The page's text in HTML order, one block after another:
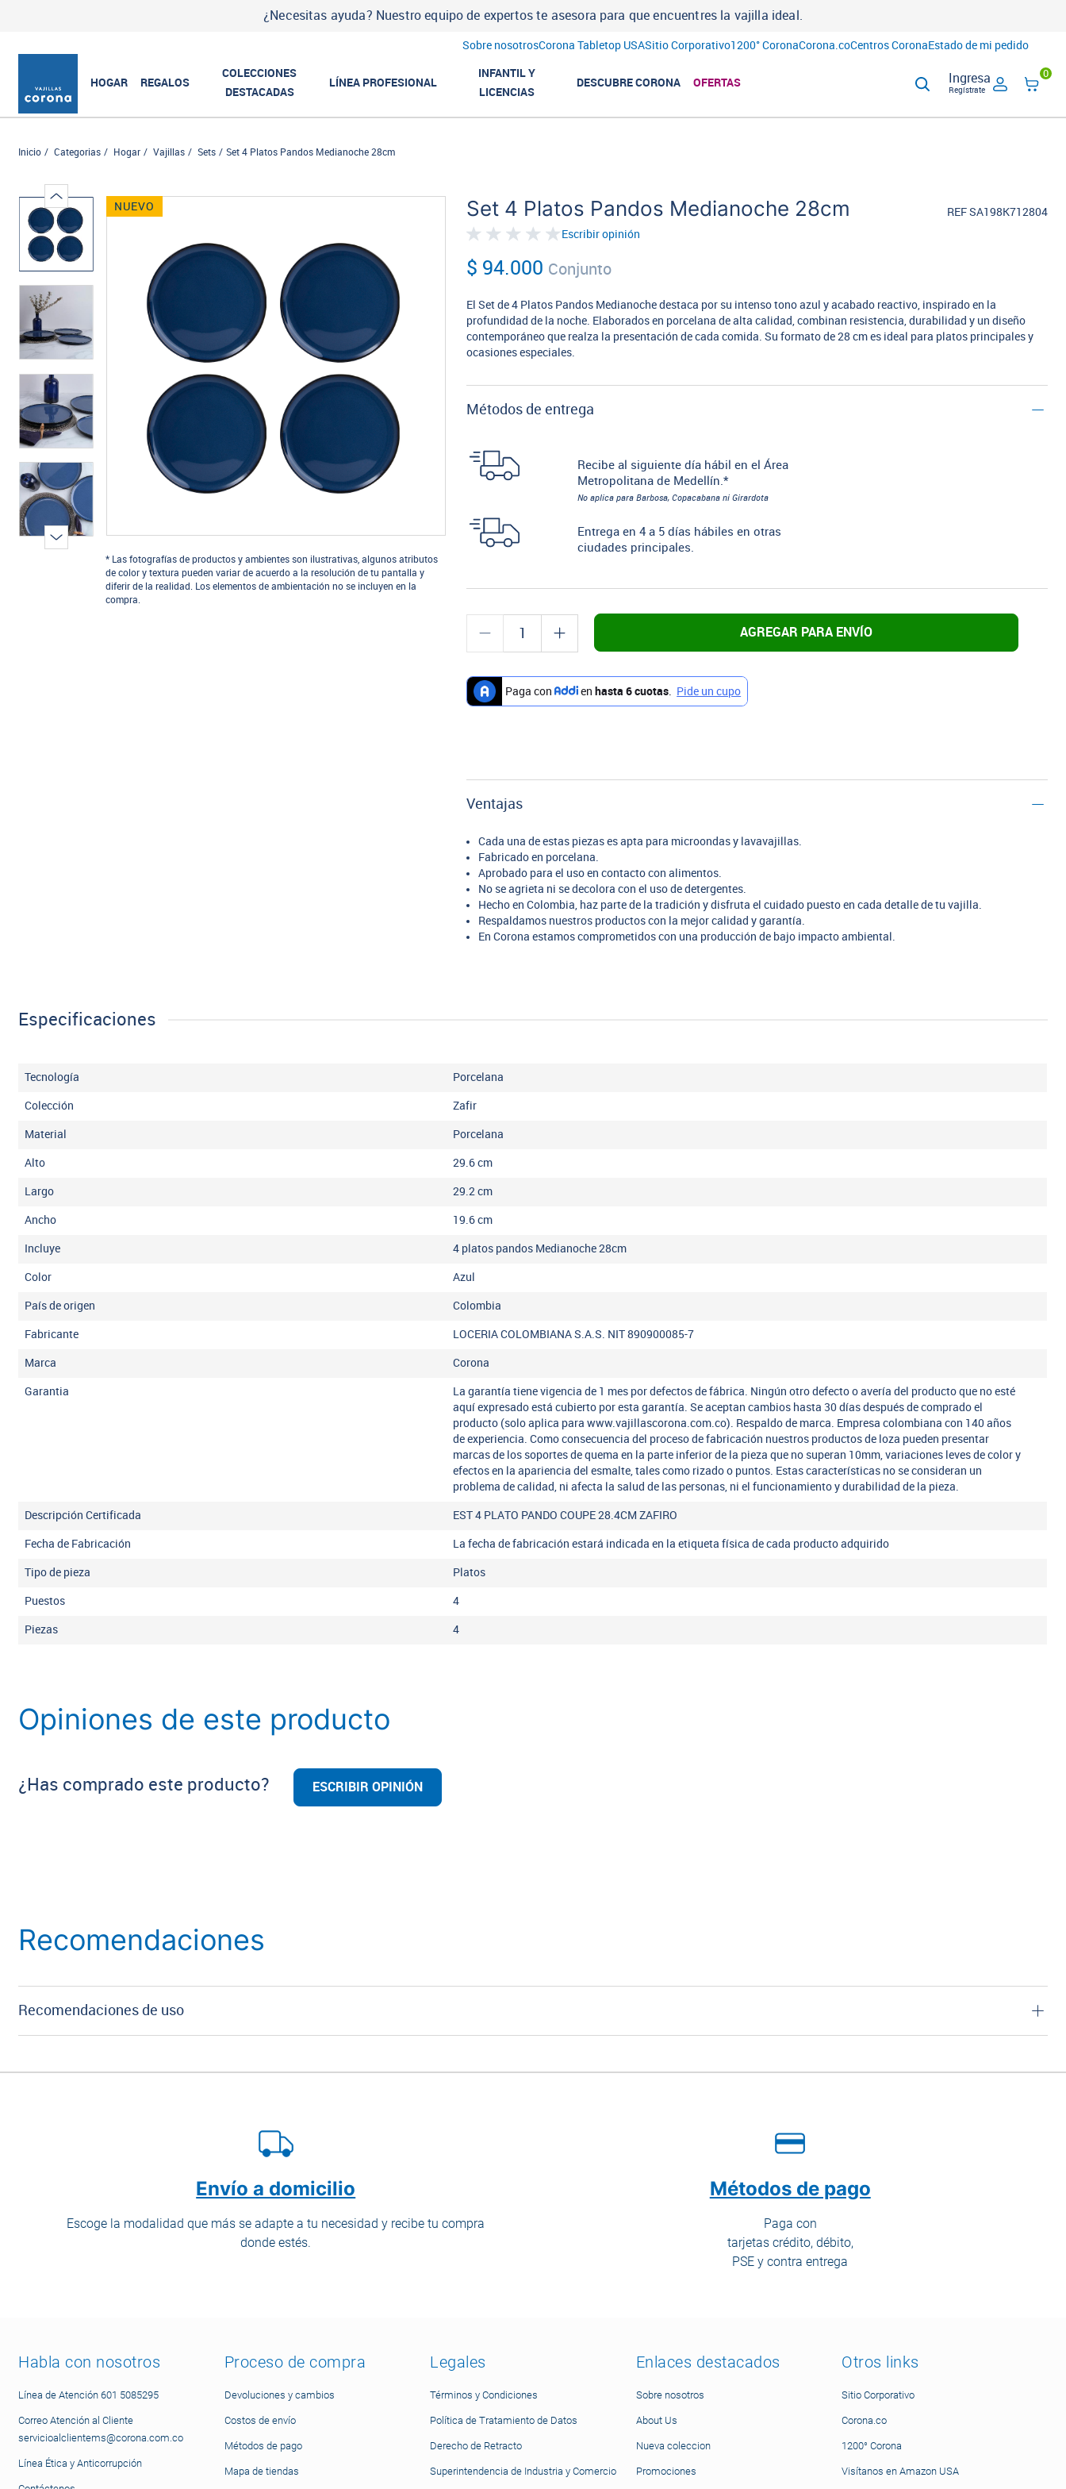
¿Necesitas ayuda? Nuestro equipo de expertos te asesora para que encuentres la vajilla ideal.
Sobre nosotrosCorona Tabletop USASitio Corporativo1200° CoronaCorona.coCentros CoronaEstado de mi pedido
HOGAR REGALOS
COLECCIONES
DESTACADAS
LÍNEA PROFESIONAL
INFANTIL Y
LICENCIAS
DESCUBRE CORONA OFERTAS Ingresa
Regístrate
0
Inicio Categorias Hogar Vajillas Sets Set 4 Platos Pandos Medianoche 28cm
Set 4 Platos Pandos Medianoche 28cm
REF SA198K712804
Escribir opinión
NUEVO
* Las fotografías de productos y ambientes son ilustrativas, algunos atributos
de color y textura pueden variar de acuerdo a la resolución de tu pantalla y
diferir de la realidad. Los elementos de ambientación no se incluyen en la
compra.
$ 94.000 Conjunto
El Set de 4 Platos Pandos Medianoche destaca por su intenso tono azul y acabado reactivo, inspirado en la
profundidad de la noche. Elaborados en porcelana de alta calidad, combinan resistencia, durabilidad y un diseño
contemporáneo que realza la presentación de cada comida. Su formato de 28 cm es ideal para platos principales y
ocasiones especiales.
Métodos de entrega
Recibe al siguiente día hábil en el Área
Metropolitana de Medellín.*
No aplica para Barbosa, Copacabana ni Girardota
Entrega en 4 a 5 días hábiles en otras
ciudades principales.
AGREGAR PARA ENVÍO
Ventajas
Cada una de estas piezas es apta para microondas y lavavajillas.
Fabricado en porcelana.
Aprobado para el uso en contacto con alimentos.
No se agrieta ni se decolora con el uso de detergentes.
Hecho en Colombia, haz parte de la tradición y disfruta el cuidado puesto en cada detalle de tu vajilla.
Respaldamos nuestros productos con la mejor calidad y garantía.
En Corona estamos comprometidos con una producción de bajo impacto ambiental.
Especificaciones
Tecnología Porcelana
Colección Zafir
Material Porcelana
Alto 29.6cm
Largo 29.2cm
Ancho 19.6cm
Incluye 4 platos pandos Medianoche 28cm
Color Azul
País de origen Colombia
Fabricante LOCERIA COLOMBIANA S.A.S. NIT 890900085-7
Marca Corona
Garantia
La garantía tiene vigencia de 1 mes por defectos de fábrica. Ningún otro defecto o avería del producto que no esté
aquí expresado está cubierto por esta garantía. Se aceptan cambios hasta 30 días después de comprado el
producto (solo aplica para www.vajillascorona.com.co). Respaldo de marca. Empresa colombiana con 140 años
de experiencia. Como consecuencia del proceso de fabricación nuestros productos de loza pueden presentar
marcas de los soportes de quema en la parte inferior de la pieza que no superan 10mm, variaciones leves de color y
efectos en la apariencia del esmalte, tales como rizado o puntos. Estas características no se consideran un
problema de calidad, ni afecta la salud de las personas, ni el funcionamiento y durabilidad de la pieza.
Descripción Certificada EST 4 PLATO PANDO COUPE 28.4CM ZAFIRO
Fecha de Fabricación La fecha de fabricación estará indicada en la etiqueta física de cada producto adquirido
Tipo de pieza Platos
Puestos 4
Piezas 4
Opiniones de este producto
¿Has comprado este producto? ESCRIBIR OPINIÓN
Recomendaciones
Recomendaciones de uso
Envío a domicilio
Escoge la modalidad que más se adapte a tu necesidad y recibe tu compra
donde estés.
Métodos de pago
Paga con
tarjetas crédito, débito,
PSE y contra entrega
Habla con nosotros
Línea de Atención 601 5085295
Correo Atención al Cliente
servicioalclientems@corona.com.co
Línea Ética y Anticorrupción
Proceso de compra
Devoluciones y cambios
Costos de envío
Métodos de pago
Mapa de tiendas
Legales
Términos y Condiciones
Política de Tratamiento de Datos
Derecho de Retracto
Superintendencia de Industria y Comercio
Enlaces destacados
Sobre nosotros
About Us
Nueva coleccion
Promociones
Otros links
Sitio Corporativo
Corona.co
1200° Corona
Visítanos en Amazon USA